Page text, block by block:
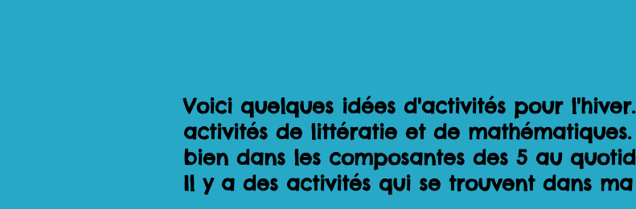
Voici quelques idées d'activités pour
activités de littératie et de
bien dans les composantes des 5 au
Il y a des activités qui se trouvent dans